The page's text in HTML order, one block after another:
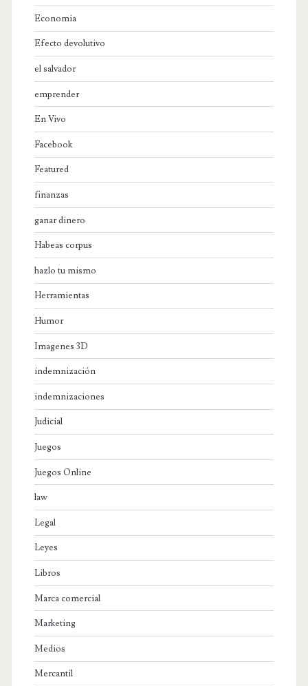
Economia
Efecto devolutivo
el salvador
emprender
En Vivo
Facebook
Featured
finanzas
ganar dinero
Habeas corpus
hazlo tu mismo
Herramientas
Humor
Imagenes 3D
indemnización
indemnizaciones
Judicial
Juegos
Juegos Online
law
Legal
Leyes
Libros
Marca comercial
Marketing
Medios
Mercantil